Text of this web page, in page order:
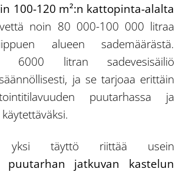
100-120 m²:n kattopinta-alalta
noin 80 000-100 000 litraa
alueen sademäärästä.
6000 litran sadevesisäiliö
ja se tarjoaa erittäin
puutarhassa ja
yksi täyttö riittää usein
puutarhan jatkuvan kastelun